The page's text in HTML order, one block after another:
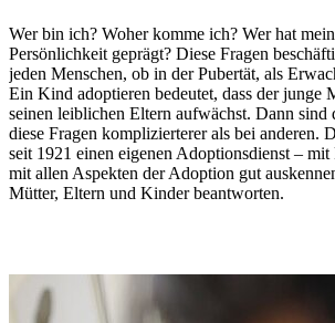
Wer bin ich? Woher komme ich? Wer hat
Persönlichkeit geprägt? Diese Fragen
jeden Menschen, ob in der Pubertät, als
Ein Kind adoptieren bedeutet, dass der junge
seinen leiblichen Eltern aufwächst. Dann
diese Fragen komplizierterer als bei anderen.
seit 1921 einen eigenen Adoptionsdienst –
mit allen Aspekten der Adoption gut
Mütter, Eltern und Kinder beantworten.